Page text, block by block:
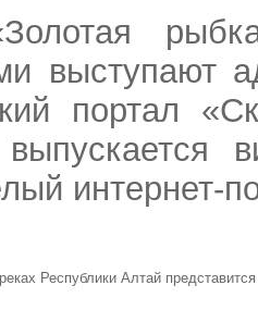
выступают
портал
интернет-
Республики Алтай